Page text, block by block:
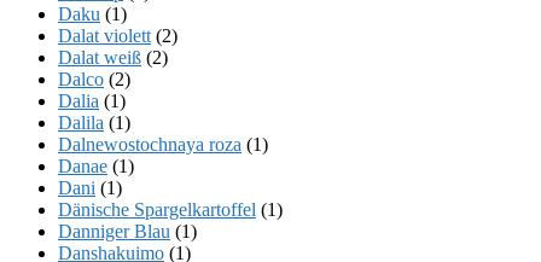
Daku (1)
Dalat violett (2)
Dalat weiß (2)
Dalco (2)
Dalia (1)
Dalila (1)
Dalnewostochnaya roza (1)
Danae (1)
Dani (1)
Dänische Spargelkartoffel (1)
Danniger Blau (1)
Danshakuimo (1)